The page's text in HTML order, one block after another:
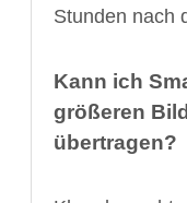
Stunden nach
Kann ich
größeren
übertragen?